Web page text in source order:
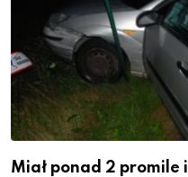
Miał ponad 2 promile i